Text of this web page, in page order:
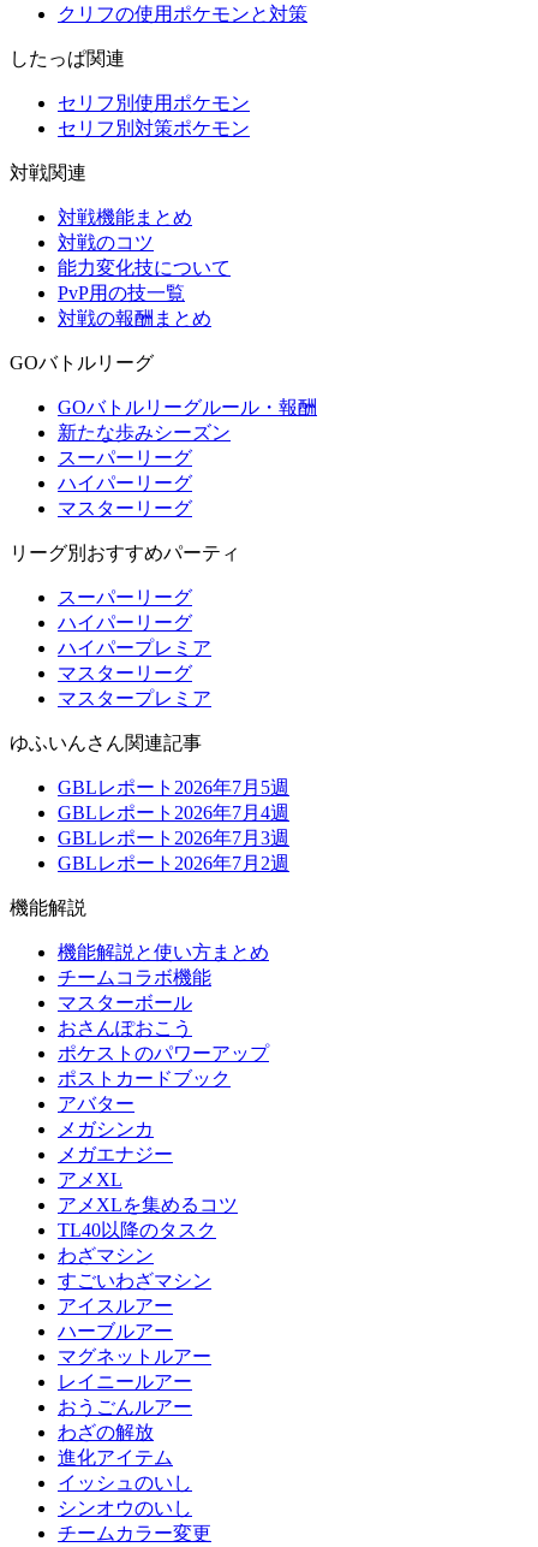
クリフの使用ポケモンと対策
したっぱ関連
セリフ別使用ポケモン
セリフ別対策ポケモン
対戦関連
対戦機能まとめ
対戦のコツ
能力変化技について
PvP用の技一覧
対戦の報酬まとめ
GOバトルリーグ
GOバトルリーグルール・報酬
新たな歩みシーズン
スーパーリーグ
ハイパーリーグ
マスターリーグ
リーグ別おすすめパーティ
スーパーリーグ
ハイパーリーグ
ハイパープレミア
マスターリーグ
マスタープレミア
ゆふいんさん関連記事
GBLレポート2026年7月5週
GBLレポート2026年7月4週
GBLレポート2026年7月3週
GBLレポート2026年7月2週
機能解説
機能解説と使い方まとめ
チームコラボ機能
マスターボール
おさんぽおこう
ポケストのパワーアップ
ポストカードブック
アバター
メガシンカ
メガエナジー
アメXL
アメXLを集めるコツ
TL40以降のタスク
わざマシン
すごいわざマシン
アイスルアー
ハーブルアー
マグネットルアー
レイニールアー
おうごんルアー
わざの解放
進化アイテム
イッシュのいし
シンオウのいし
チームカラー変更